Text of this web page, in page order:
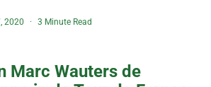
2020 3 Minute Read
Marc Wauters de